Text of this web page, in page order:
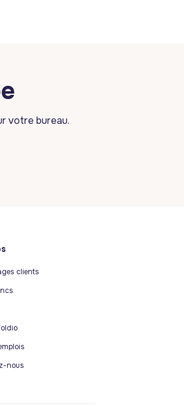
votre bureau.
clients
nous